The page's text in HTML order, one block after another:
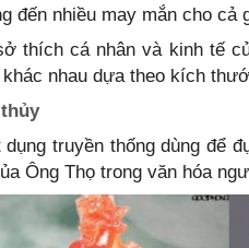
đến nhiều may mắn cho cả
thích cá nhân và kinh tế
khác nhau dựa theo kích
dụng truyền thống dùng để
Ông Thọ trong văn hóa